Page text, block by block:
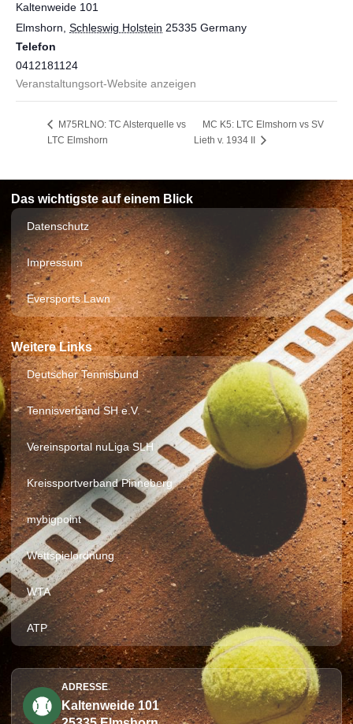
Kaltenweide 101
Elmshorn Schleswig Holstein 25335 Germany
Telefon
0412181124
Veranstaltungsort-Website anzeigen
M75RLNO: TC Alsterquelle vs
LTC Elmshorn
MC K5: LTC Elmshorn vs SV
Lieth v. 1934 II
Das wichtigste auf einem Blick
Datenschutz
Impressum
Eversports Lawn
Weitere Links
Deutscher Tennisbund
Tennisverband SH e.V.
Vereinsportal nuLiga SLH
Kreissportverband Pinneberg
mybigpoint
Wettspielordnung
WTA
ATP
ADRESSE
Kaltenweide 101